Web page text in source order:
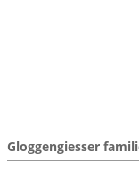
Gloggengiesser